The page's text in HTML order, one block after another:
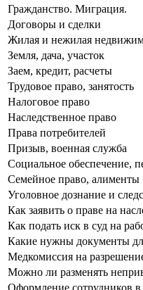
Гражданство. Миграция.
Договоры и сделки
Жилая и нежилая
Земля, дача, участок
Заем, кредит, расчеты
Трудовое право, занятость
Налоговое право
Наследственное право
Права потребителей
Призыв, военная служба
Социальное обеспечение,
Семейное право, алименты
Уголовное дознание и
Как заявить о праве на
Как подать иск в суд на
Какие нужны документы
Медкомиссия на
Можно ли разменять
Оформление сотрудников